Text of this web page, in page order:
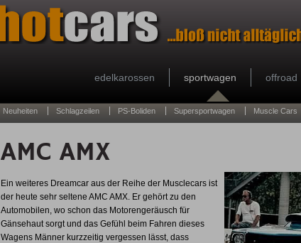
edelkarossen sportwagen offroad
Neuheiten Schlagzeilen PS-Boliden Supersportwagen Muscle Cars
AMC AMX
Ein weiteres Dreamcar aus der Reihe der Musclecars ist
der heute sehr seltene AMC AMX. Er gehört zu den
Automobilen, wo schon das Motorengeräusch für
Gänsehaut sorgt und das Gefühl beim Fahren dieses
Wagens Männer kurzzeitig vergessen lässt, dass